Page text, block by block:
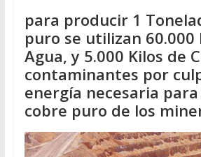
para producir 1
puro se utilizan 60.000
Agua, y 5.000 Kilos de
contaminantes por
energía necesaria
cobre puro de los